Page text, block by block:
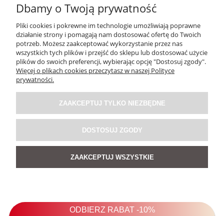
Bluzka Noir Button Ease Biała
139,00 zł
DO KOSZYKA
Dbamy o Twoją prywatność
Pliki cookies i pokrewne im technologie umożliwiają poprawne
działanie strony i pomagają nam dostosować ofertę do Twoich
potrzeb. Możesz zaakceptować wykorzystanie przez nas
wszystkich tych plików i przejść do sklepu lub dostosować użycie
plików do swoich preferencji, wybierając opcję "Dostosuj zgody".
Więcej o plikach cookies przeczytasz w naszej Polityce
prywatności.
ZAAKCEPTUJ TYLKO NIEZBĘDNE
DOSTOSUJ ZGODY
ZAAKCEPTUJ WSZYSTKIE